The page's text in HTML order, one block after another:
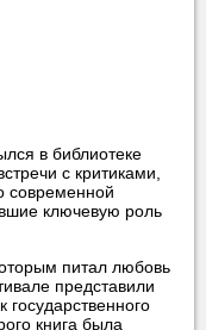
в библиотеке
с критиками,
современной
ключевую роль
питал любовь
представили
государственного
книга была